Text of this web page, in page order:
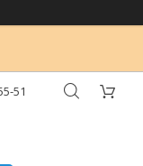
51